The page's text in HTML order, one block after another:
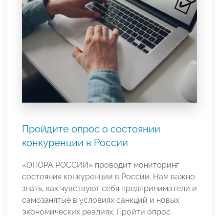
Пройдите опрос о состоянии
конкуренции в России
«ОПОРА РОССИИ» проводит мониторинг
состояния конкуренции в России. Нам важно
знать, как чувствуют себя предприниматели и
самозанятые в условиях санкций и новых
экономических реалиях. Пройти опрос